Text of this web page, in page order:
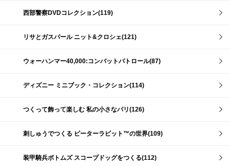
西部警察DVDコレクション(119)
リサとガスパール ニット&クロシェ(121)
ウォーハンマー40,000:コンバットパトロール(87)
ディズニー ミニブック・コレクション(114)
つくって飾って楽しむ 私の小さなパリ(126)
刺しゅうでつくる ピーターラビット™の世界(109)
装甲騎兵ボトムズ スコープドッグをつくる(112)